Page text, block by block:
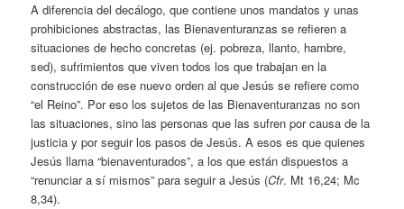
A diferencia del decálogo, que contiene unos mandatos y unas
prohibiciones abstractas, las Bienaventuranzas se refieren a
situaciones de hecho concretas (ej. pobreza, llanto, hambre,
sed), sufrimientos que viven todos los que trabajan en la
construcción de ese nuevo orden al que Jesús se refiere como
“el Reino”. Por eso los sujetos de las Bienaventuranzas no son
las situaciones, sino las personas que las sufren por causa de la
justicia y por seguir los pasos de Jesús. A esos es que quienes
Jesús llama “bienaventurados”, a los que están dispuestos a
“renunciar a sí mismos” para seguir a Jesús (Cfr. Mt 16,24; Mc
8,34).